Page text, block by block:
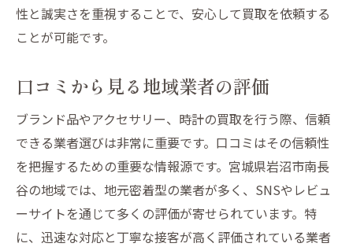
性と誠実さを重視することで、安心して買取を依頼する
ことが可能です。
口コミから見る地域業者の評価
ブランド品やアクセサリー、時計の買取を行う際、信頼
できる業者選びは非常に重要です。口コミはその信頼性
を把握するための重要な情報源です。宮城県岩沼市南長
谷の地域では、地元密着型の業者が多く、SNSやレビュ
ーサイトを通じて多くの評価が寄せられています。特
に、迅速な対応と丁寧な接客が高く評価されている業者